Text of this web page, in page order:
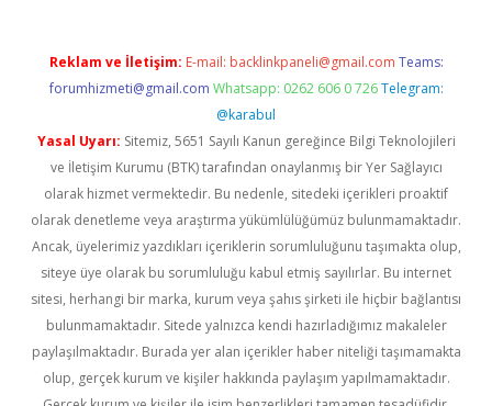
Reklam ve İletişim: E-mail: backlinkpaneli@gmail.com Teams:
forumhizmeti@gmail.com Whatsapp: 0262 606 0 726 Telegram:
@karabul
Yasal Uyarı: Sitemiz, 5651 Sayılı Kanun gereğince Bilgi Teknolojileri
ve İletişim Kurumu (BTK) tarafından onaylanmış bir Yer Sağlayıcı
olarak hizmet vermektedir. Bu nedenle, sitedeki içerikleri proaktif
olarak denetleme veya araştırma yükümlülüğümüz bulunmamaktadır.
Ancak, üyelerimiz yazdıkları içeriklerin sorumluluğunu taşımakta olup,
siteye üye olarak bu sorumluluğu kabul etmiş sayılırlar. Bu internet
sitesi, herhangi bir marka, kurum veya şahıs şirketi ile hiçbir bağlantısı
bulunmamaktadır. Sitede yalnızca kendi hazırladığımız makaleler
paylaşılmaktadır. Burada yer alan içerikler haber niteliği taşımamakta
olup, gerçek kurum ve kişiler hakkında paylaşım yapılmamaktadır.